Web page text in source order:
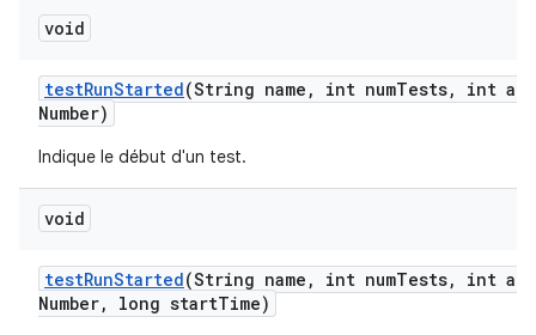
void
testRunStarted(String name , int numTests,
int
Number)
Indique le début d'un test.
void
testRunStarted(String name , int numTests,
int
Number, long startTime)